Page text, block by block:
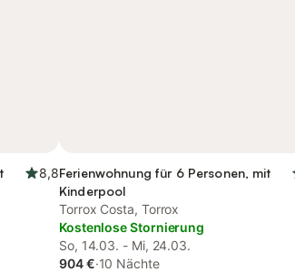
8,8Ferienwohnung für 6 Personen, mit
Kinderpool
Torrox Costa, Torrox
Kostenlose Stornierung
So, 14.03. - Mi, 24.03.
904 €·10 Nächte